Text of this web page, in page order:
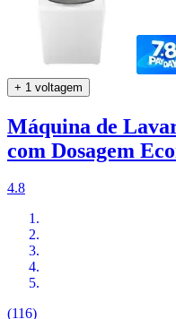
+ 1 voltagem
Máquina de
com Dosagem
4.8
(116)